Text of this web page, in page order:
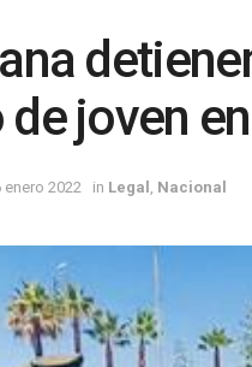
joven
enero 2022 in Legal Nacional